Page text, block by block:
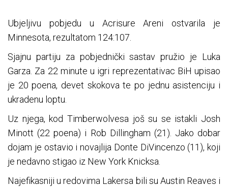
Ubjeljivu pobjedu u Acrisure Areni ostvarila je
Minnesota, rezultatom 124:107.
Sjajnu partiju za pobjednički sastav pružio je Luka
Garza. Za 22 minute u igri reprezentativac BiH upisao
je 20 poena, devet skokova te po jednu asistenciju i
ukradenu loptu.
Uz njega, kod Timberwolvesa još su se istakli Josh
Minott (22 poena) i Rob Dillingham (21). Jako dobar
dojam je ostavio i novajlija Donte DiVincenzo (11), koji
je nedavno stigao iz New York Knicksa.
Najefikasniji u redovima Lakersa bili su Austin Reaves i